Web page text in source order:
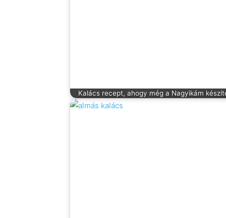
Kalács recept, ahogy még a Nagyikám